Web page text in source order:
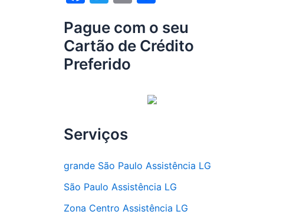
c
e
b
k
itt
er
ai
l
ar
e
Pague com o seu
Cartão de Crédito
Preferido
Serviços
grande São Paulo Assistência LG
São Paulo Assistência LG
Zona Centro Assistência LG